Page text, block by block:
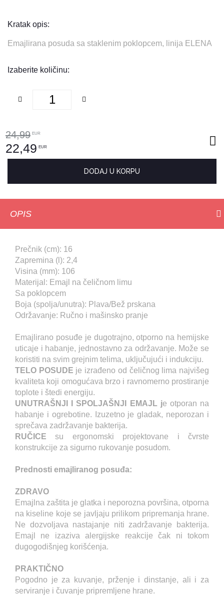
Kratak opis:
Emajlirana posuda sa staklenim poklopcem, linija ELENA
Izaberite količinu:
24,99 EUR
22,49 EUR
DODAJ U KORPU
OPIS
Prečnik (cm): 16
Zapremina (l): 2,4
Visina (mm): 106
Materijal: Emajl na čeličnom limu
Sa poklopcem
Boja (spolja/unutra): Plava/Bež prskana
Održavanje: Ručno i mašinsko pranje
Emajlirano posuđe je dugotrajno, otporno na hemijske
uticaje i habanje, jednostavno za održavanje. Može se
koristiti na svim grejnim telima, uključujući i indukciju.
TELO POSUDE je izrađeno od čeličnog lima najvišeg
kvaliteta koji omogućava brzo i ravnomerno prostiranje
toplote i štedi energiju.
UNUTRAŠNJI I SPOLJAŠNJI EMAJL je otporan na
habanje i ogrebotine. Izuzetno je gladak, neporozan i
sprečava zadržavanje bakterija.
RUČICE su ergonomski projektovane i čvrste
konstrukcije za sigurno rukovanje posudom.
Prednosti emajliranog posuđa:
ZDRAVO
Emajlna zaštita je glatka i neporozna površina, otporna
na kiseline koje se javljaju prilikom pripremanja hrane.
Ne dozvoljava nastajanje niti zadržavanje bakterija.
Emajl ne izaziva alergijske reakcije čak ni tokom
dugogodišnjeg korišćenja.
PRAKTIČNO
Pogodno je za kuvanje, prženje i dinstanje, ali i za
serviranje i čuvanje pripremljene hrane.